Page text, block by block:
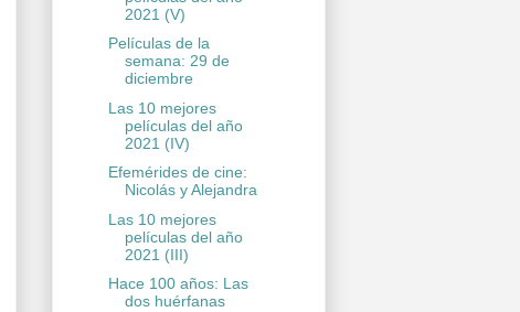
2021 (V)
Películas de la
semana: 29 de
diciembre
Las 10 mejores
películas del año
2021 (IV)
Efemérides de cine:
Nicolás y Alejandra
Las 10 mejores
películas del año
2021 (III)
Hace 100 años: Las
dos huérfanas